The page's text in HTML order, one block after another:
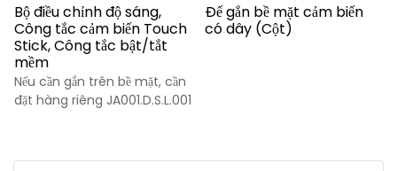
Bộ điều chỉnh độ sáng,
Công tắc cảm biến Touch
Stick, Công tắc bật/tắt
mềm
Nếu cần gắn trên bề mặt, cần
đặt hàng riêng JA001.D.S.L.001
Đế gắn bề mặt cảm biến
có dây (Cột)